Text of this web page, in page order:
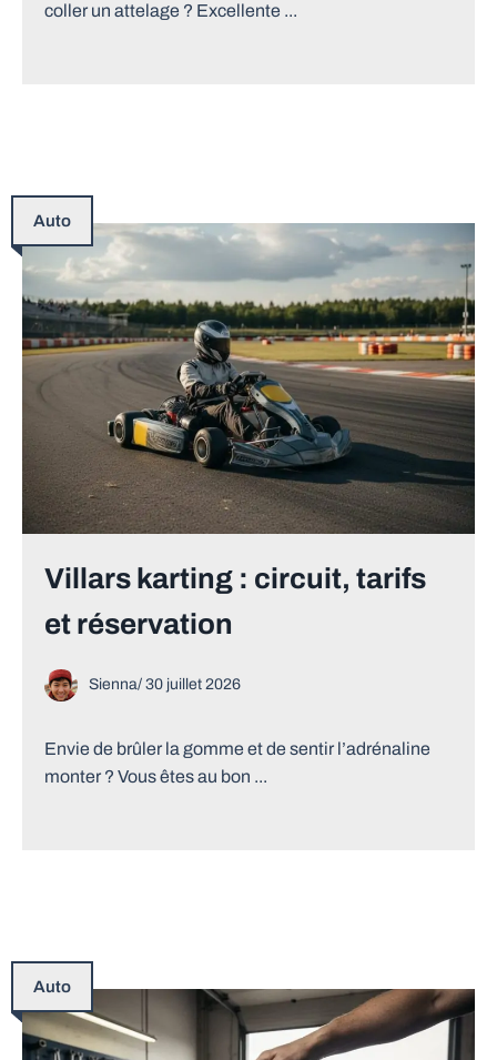
coller un attelage ? Excellente ...
Auto
Villars karting : circuit, tarifs
et réservation
Sienna/ 30 juillet 2026
Envie de brûler la gomme et de sentir l’adrénaline
monter ? Vous êtes au bon ...
Auto